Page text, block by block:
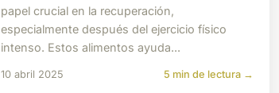
papel crucial en la recuperación,
especialmente después del ejercicio físico
intenso. Estos alimentos ayuda...
10 abril 2025 5 min de lectura →